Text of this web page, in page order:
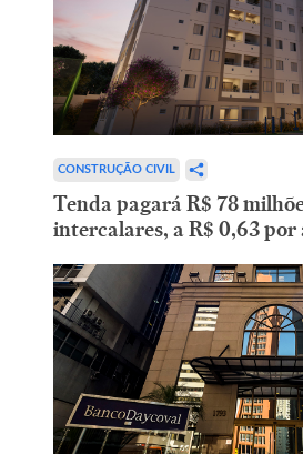
CONSTRUÇÃO CIVIL
Tenda pagará R$ 78
intercalares, a R$ 0,63 por